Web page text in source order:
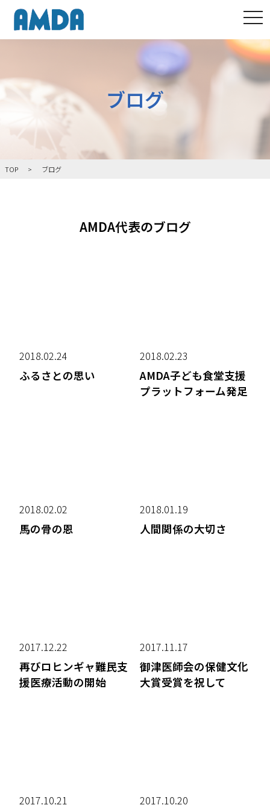
ブログ
TOP ブログ
AMDA代表のブログ
2018.02.24
ふるさとの思い
2018.02.23
AMDA子ども食堂支援
プラットフォーム発足
2018.02.02
馬の骨の恩
2018.01.19
人間関係の大切さ
2017.12.22
再びロヒンギャ難民支
援医療活動の開始
2017.11.17
御津医師会の保健文化
大賞受賞を祝して
2017.10.21 2017.10.20